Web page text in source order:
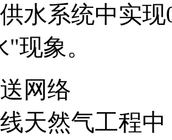
水系统中实
现象。
网络
天然气工程